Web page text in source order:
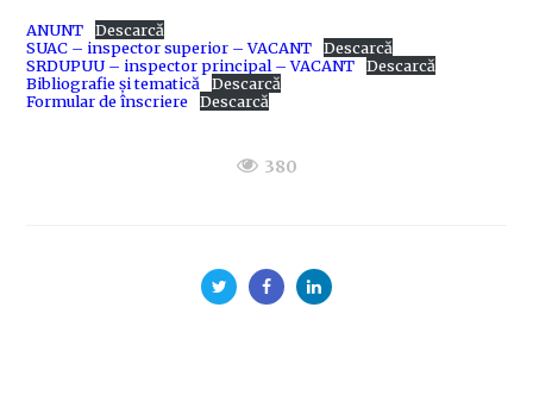
ANUNT
Descarcă
SUAC – inspector superior – VACANT
Descarcă
SRDUPUU – inspector principal – VACANT
Descarcă
Bibliografie și tematică
Descarcă
Formular de înscriere
Descarcă
380